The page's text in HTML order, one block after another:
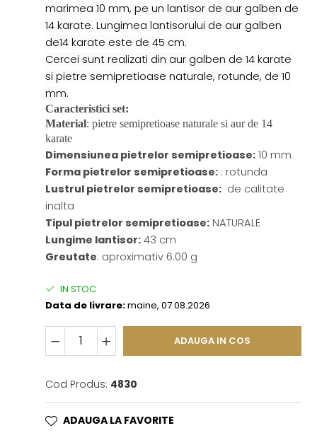
marimea 10 mm, pe un lantisor de aur galben de
14 karate. Lungimea lantisorului de aur galben
de14 karate este de 45 cm.
Cercei sunt realizati din aur galben de 14 karate
si pietre semipretioase naturale, rotunde, de 10
mm.
Caracteristici set:
Material: pietre semipretioase naturale si aur de 14
karate
Dimensiunea pietrelor semipretioase: 10 mm
Forma pietrelor semipretioase: : rotunda
Lustrul pietrelor semipretioase: de calitate
inalta
Tipul pietrelor semipretioase: NATURALE
Lungime lantisor: 43 cm
Greutate: aproximativ 6.00 g
IN STOC
Data de livrare:maine, 07.08.2026
ADAUGA IN COS
Cod Produs: 4830
ADAUGA LA FAVORITE